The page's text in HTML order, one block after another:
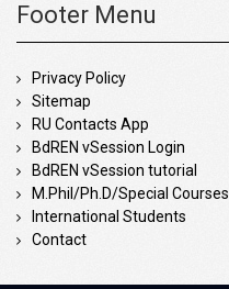
Footer Menu
Privacy Policy
Sitemap
RU Contacts App
BdREN vSession Login
BdREN vSession tutorial
M.Phil/Ph.D/Special Courses
International Students
Contact